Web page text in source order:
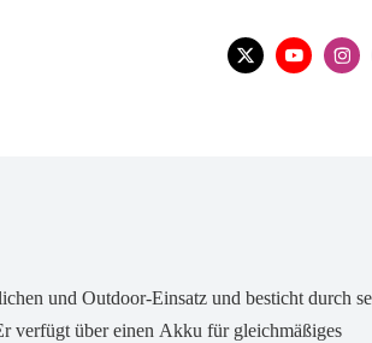
und Outdoor-Einsatz und besticht durch
verfügt über einen Akku für gleichmäßiges